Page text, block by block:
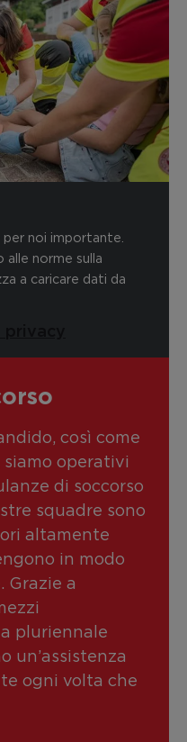
noi importante.
norme sulla
a caricare dati da
così come
operativi
di soccorso
squadre sono
altamente
in modo
Grazie a
pluriennale
un’assistenza
ogni volta che